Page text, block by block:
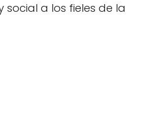
social a los fieles de la